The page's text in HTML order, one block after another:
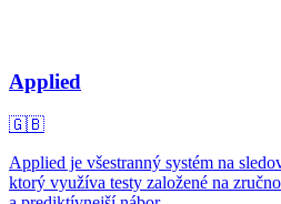
Applied
🇬🇧
Applied je všestranný systém na
ktorý využíva testy založené na